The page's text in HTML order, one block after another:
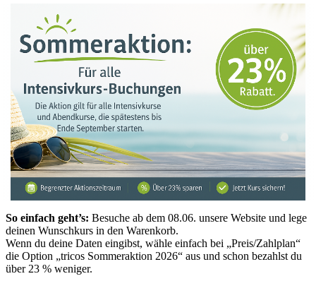
So einfach geht’s: Besuche ab dem 08.06. unsere Website und lege
deinen Wunschkurs in den Warenkorb.
Wenn du deine Daten eingibst, wähle einfach bei „Preis/Zahlplan“
die Option „tricos Sommeraktion 2026“ aus und schon bezahlst du
über 23 % weniger.